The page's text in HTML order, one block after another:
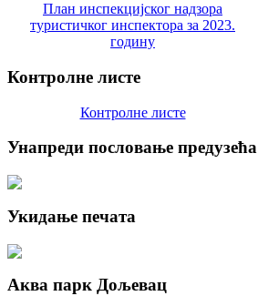
План инспекцијског надзора
туристичког инспектора за 2023.
годину
Контролне листе
Контролне листе
Унапреди пословање предузећа
Укидање печата
Аква парк Дољевац